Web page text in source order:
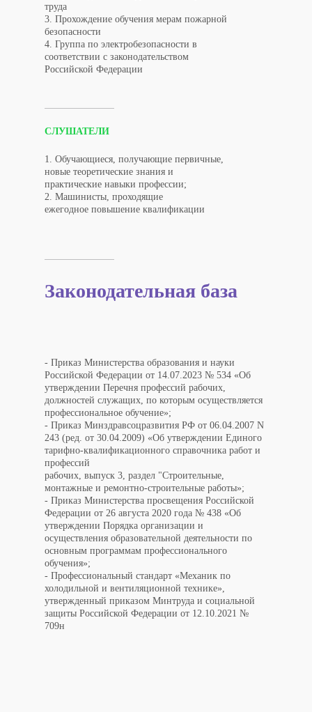
СЛУШАТЕЛИ
1. Обучающиеся, получающие первичные,
новые теоретические знания и
практические навыки профессии;​​​​​​​
2. Машинисты, проходящие
ежегодное повышение квалификации
труда
3. Прохождение обучения мерам пожарной
безопасности
4. Группа по электробезопасности в
соответствии с законодательством
Российской Федерации
Законодательная база
- Приказ Министерства образования и науки
Российской Федерации от 14.07.2023 № 534 «Об
утверждении Перечня профессий рабочих,
должностей служащих, по которым осуществляется
профессиональное обучение»;
- Приказ Минздравсоцразвития РФ от 06.04.2007 N
243 (ред. от 30.04.2009) «Об утверждении Единого
тарифно-квалификационного справочника работ и
профессий
рабочих, выпуск 3, раздел "Строительные,
монтажные и ремонтно-строительные работы»;
- Приказ Министерства просвещения Российской
Федерации от 26 августа 2020 года № 438 «Об
утверждении Порядка организации и
осуществления образовательной деятельности по
основным программам профессионального
обучения»;
- Профессиональный стандарт «Механик по
холодильной и вентиляционной технике»,
утвержденный приказом Минтруда и социальной
защиты Российской Федерации от 12.10.2021 №
709н